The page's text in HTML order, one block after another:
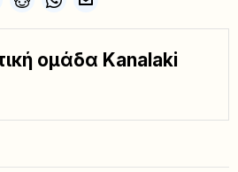
ομάδα Kanalaki